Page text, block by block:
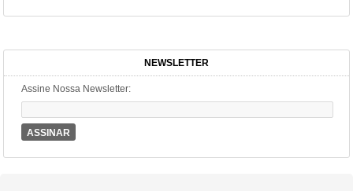
NEWSLETTER
Assine Nossa Newsletter:
ASSINAR